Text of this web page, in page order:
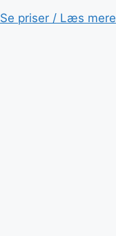
Se priser / Læs mere